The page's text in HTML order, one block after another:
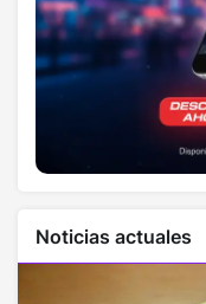
Noticias actuales